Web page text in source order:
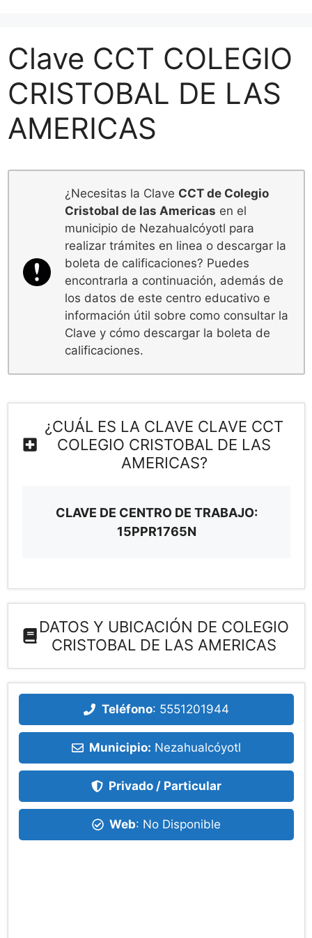
Clave CCT COLEGIO
CRISTOBAL DE LAS
AMERICAS
¿Necesitas la Clave CCT de Colegio
Cristobal de las Americas en el
municipio de Nezahualcóyotl para
realizar trámites en linea o descargar la
boleta de calificaciones? Puedes
encontrarla a continuación, además de
los datos de este centro educativo e
información útil sobre como consultar la
Clave y cómo descargar la boleta de
calificaciones.
¿CUÁL ES LA CLAVE CLAVE CCT
COLEGIO CRISTOBAL DE LAS
AMERICAS?
CLAVE DE CENTRO DE TRABAJO:
15PPR1765N
DATOS Y UBICACIÓN DE COLEGIO
CRISTOBAL DE LAS AMERICAS
Teléfono: 5551201944
Municipio: Nezahualcóyotl
Privado / Particular
Web: No Disponible